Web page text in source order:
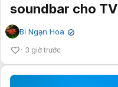
soundbar cho TV
Bỉ Ngạn Hoa ✔
3 giờ trước